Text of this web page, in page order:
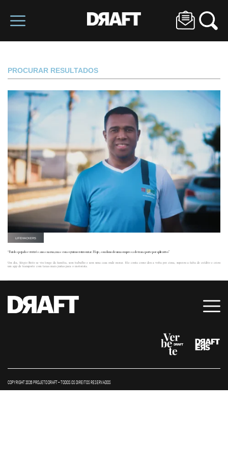
PROCURAR RESULTADOS
LIFEHACKERS
“Fui despejado e vivi três anos na rua, mas consegui me reinventar. Hoje, sou dono de uma empresa de transporte por aplicativo”
Um dia, Sérgio Brito se viu longe da família, sem trabalho e sem uma casa onde morar. Ele conta como deu a volta por cima, superou a falta de crédito e criou
um app de transporte com taxas mais justas para o motorista.
COPYRIGHT 2026 PROJETO DRAFT – TODOS OS DIREITOS RESERVADOS